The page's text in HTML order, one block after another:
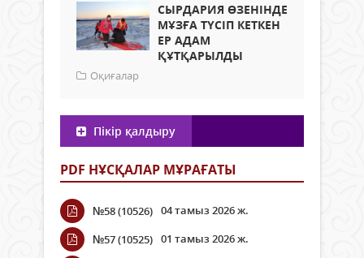
СЫРДАРИЯ ӨЗЕНІНДЕ
МҰЗҒА ТҮСІП КЕТКЕН
ЕР АДАМ
ҚҰТҚАРЫЛДЫ
Оқиғалар
Пікір қалдыру
PDF НҰСҚАЛАР МҰРАҒАТЫ
№58 (10526) 04 тамыз 2026 ж.
№57 (10525) 01 тамыз 2026 ж.